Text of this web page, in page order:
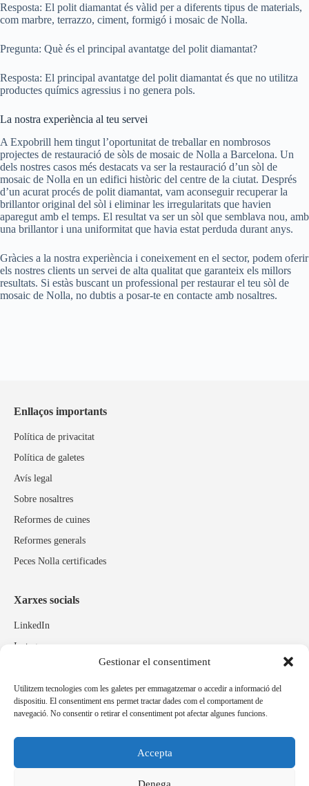
Gestionar el consentiment
Utilitzem tecnologies com les galetes per emmagatzemar o accedir a informació del
dispositiu. El consentiment ens permet tractar dades com el comportament de
navegació. No consentir o retirar el consentiment pot afectar algunes funcions.
Accepta
Denega
Resposta: El polit diamantat és vàlid per a diferents tipus de materials,
com marbre, terrazzo, ciment, formigó i mosaic de Nolla.
Pregunta: Què és el principal avantatge del polit diamantat?
Resposta: El principal avantatge del polit diamantat és que no utilitza
productes químics agressius i no genera pols.
La nostra experiència al teu servei
A Expobrill hem tingut l’oportunitat de treballar en nombrosos
projectes de restauració de sòls de mosaic de Nolla a Barcelona. Un
dels nostres casos més destacats va ser la restauració d’un sòl de
mosaic de Nolla en un edifici històric del centre de la ciutat. Després
d’un acurat procés de polit diamantat, vam aconseguir recuperar la
brillantor original del sòl i eliminar les irregularitats que havien
aparegut amb el temps. El resultat va ser un sòl que semblava nou, amb
una brillantor i una uniformitat que havia estat perduda durant anys.
Gràcies a la nostra experiència i coneixement en el sector, podem oferir
els nostres clients un servei de alta qualitat que garanteix els millors
resultats. Si estàs buscant un professional per restaurar el teu sòl de
mosaic de Nolla, no dubtis a posar-te en contacte amb nosaltres.
Enllaços importants
Política de privacitat
Política de galetes
Avís legal
Sobre nosaltres
Reformes de cuines
Reformes generals
Peces Nolla certificades
Xarxes socials
LinkedIn
Instagram
Marques relacionades